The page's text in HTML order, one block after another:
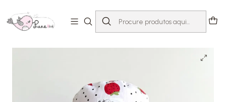
Acessórios
Chapéus & Panamás
Panamá Morango | 56